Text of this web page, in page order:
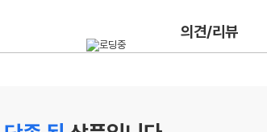
의견/리뷰